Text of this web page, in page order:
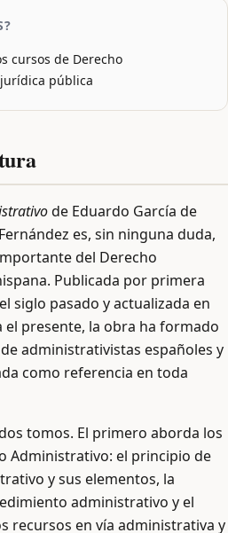
cursos de Derecho
pública
de Eduardo García de
es, sin ninguna duda,
del Derecho
Publicada por primera
siglo pasado y actualizada en
el presente, la obra ha formado
administrativistas españoles y
como referencia en toda
tomos. El primero aborda los
Administrativo: el principio de
y sus elementos, la
administrativo y el
recursos en vía administrativa y